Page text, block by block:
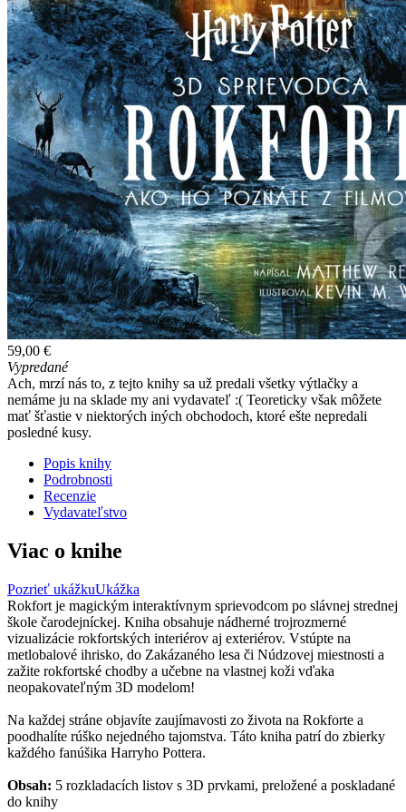
59,00 €
Vypredané
Ach, mrzí nás to, z tejto knihy sa už predali všetky výtlačky a
nemáme ju na sklade my ani vydavateľ :( Teoreticky však môžete
mať šťastie v niektorých iných obchodoch, ktoré ešte nepredali
posledné kusy.
Popis knihy
Podrobnosti
Recenzie
Vydavateľstvo
Viac o knihe
Pozrieť ukážkuUkážka
Rokfort je magickým interaktívnym sprievodcom po slávnej strednej
škole čarodejníckej. Kniha obsahuje nádherné trojrozmerné
vizualizácie rokfortských interiérov aj exteriérov. Vstúpte na
metlobalové ihrisko, do Zakázaného lesa či Núdzovej miestnosti a
zažite rokfortské chodby a učebne na vlastnej koži vďaka
neopakovateľným 3D modelom!
Na každej stráne objavíte zaujímavosti zo života na Rokforte a
poodhalíte rúško nejedného tajomstva. Táto kniha patrí do zbierky
každého fanúšika Harryho Pottera.
Obsah: 5 rozkladacích listov s 3D prvkami, preložené a poskladané
do knihy